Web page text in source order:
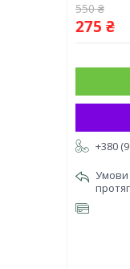
550 ₴
275 ₴
+380